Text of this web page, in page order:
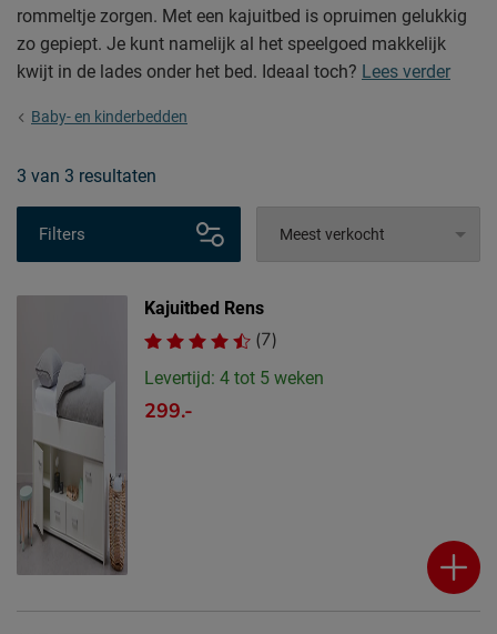
rommeltje zorgen. Met een kajuitbed is opruimen gelukkig
zo gepiept. Je kunt namelijk al het speelgoed makkelijk
kwijt in de lades onder het bed. Ideaal toch? Lees verder
Baby- en kinderbedden
3 van 3 resultaten
Filters
Kajuitbed Rens
(7)
Levertijd: 4 tot 5 weken
299.-